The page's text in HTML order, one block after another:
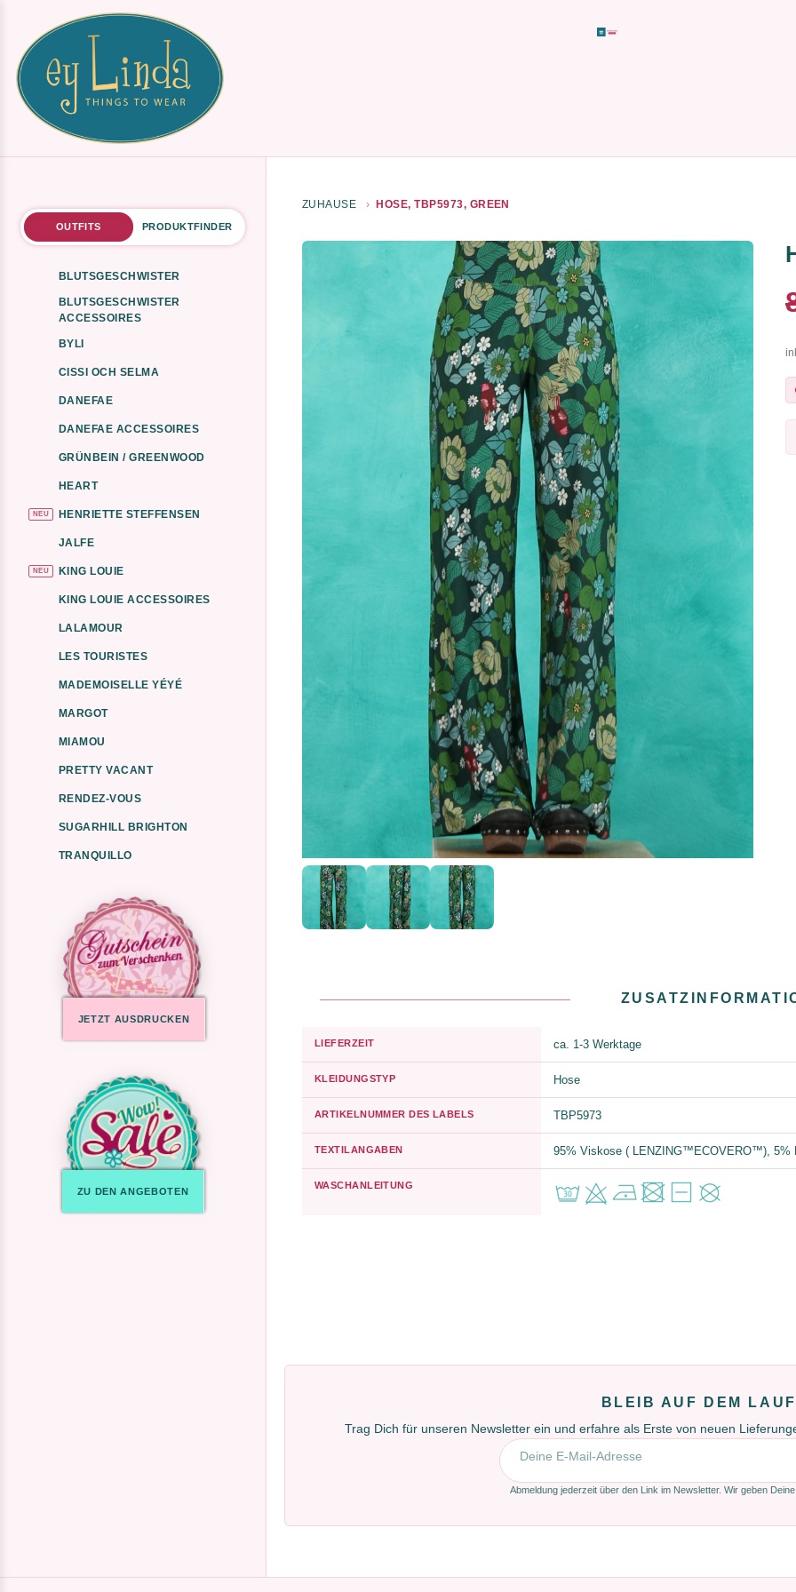
OUTFITS PRODUKTFINDER
BLUTSGESCHWISTER
BLUTSGESCHWISTER
ACCESSOIRES
BYLI
CISSI OCH SELMA
DANEFAE
DANEFAE ACCESSOIRES
GRÜNBEIN / GREENWOOD
HEART
NEU HENRIETTE STEFFENSEN
JALFE
NEU KING LOUIE
KING LOUIE ACCESSOIRES
LALAMOUR
LES TOURISTES
MADEMOISELLE YÉYÉ
MARGOT
MIAMOU
PRETTY VACANT
RENDEZ-VOUS
SUGARHILL BRIGHTON
TRANQUILLO
JETZT AUSDRUCKEN
ZU DEN ANGEBOTEN
ZUHAUSE HOSE, TBP5973, GREEN
LIEFERZEIT ca. 1-3 Werktage
KLEIDUNGSTYP Hose
ARTIKELNUMMER DES LABELS TBP5973
TEXTILANGABEN 95% Viskose ( LENZING™ECOVERO™), 5%
WASCHANLEITUNG
BLEIB AUF DEM
Trag Dich für unseren Newsletter ein und erfahre als Erste von neuen
E-Mail-Adresse
Abmeldung jederzeit über den Link im Newsletter. Wir geben